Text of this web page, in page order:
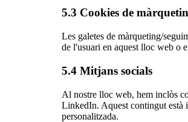
5.3 Cookies de
Les galetes de màrqueting/
de l'usuari en aquest lloc web o
5.4 Mitjans socials
Al nostre lloc web, hem inclòs
LinkedIn. Aquest contingut està
personalitzada.